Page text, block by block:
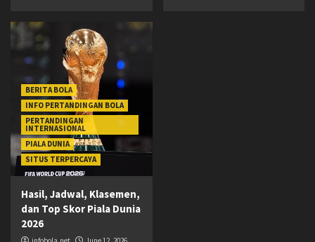
BERITA BOLA
INFO PERTANDINGAN BOLA
PERTANDINGAN
INTERNASIONAL
PIALA DUNIA
SITUS TERPERCAYA
Hasil, Jadwal, Klasemen,
dan Top Skor Piala Dunia
2026